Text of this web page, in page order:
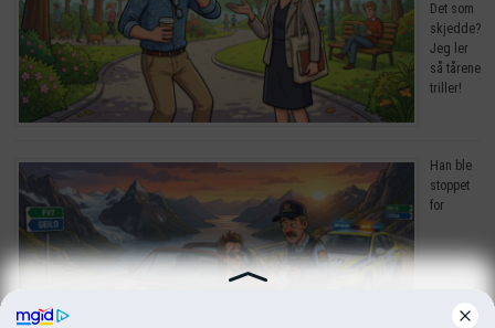
Det som
skjedde?
Jeg ler
så tårene
triller!
Han ble
stoppet
for